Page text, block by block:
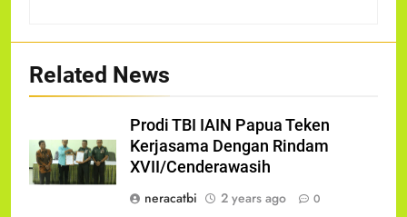
Related News
Prodi TBI IAIN Papua Teken
Kerjasama Dengan Rindam
XVII/Cenderawasih
neracatbi
2 years ago 0